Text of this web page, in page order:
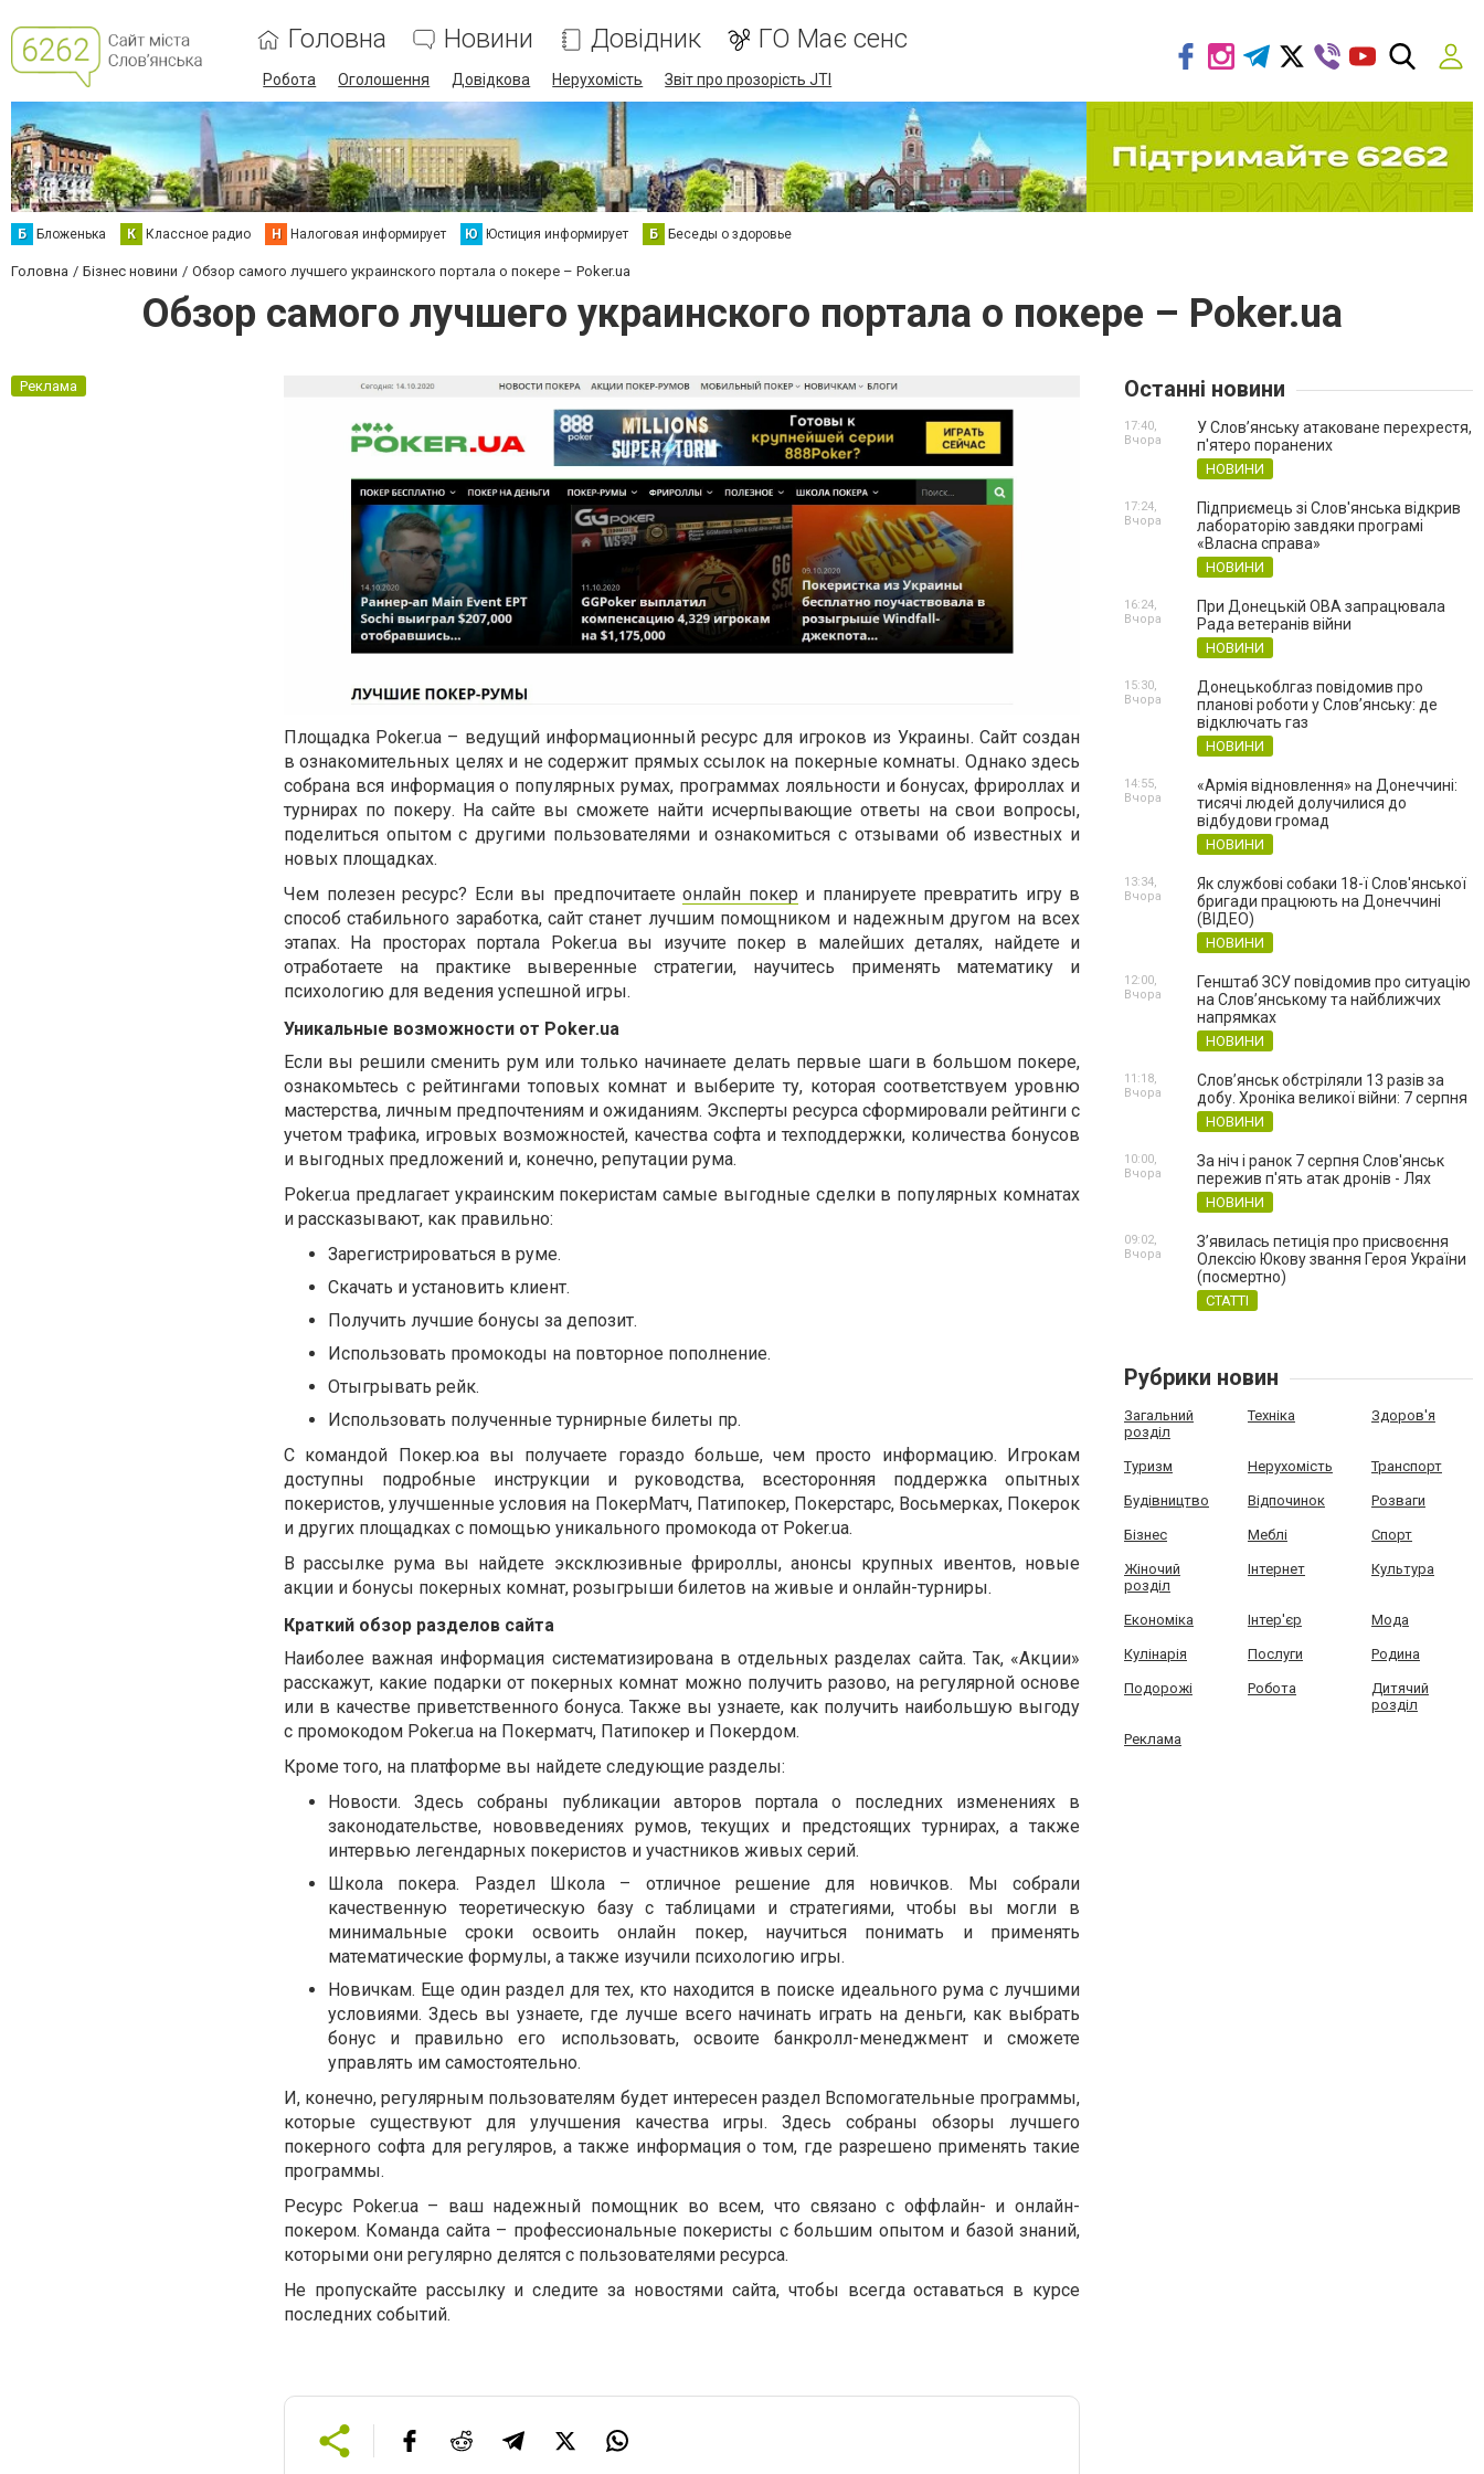
Головна Новини Довідник ГО Має сенс
Робота Оголошення Довідкова Нерухомість Звіт про прозорість JTI
Б Бложенька К Классное радио Н Налоговая информирует Ю Юстиция информирует Б Беседы о здоровье
Головна Бізнес новини Обзор самого лучшего украинского портала о покере – Poker.ua
Обзор самого лучшего украинского портала о покере – Poker.ua
Реклама
Площадка Poker.ua – ведущий информационный ресурс для игроков из Украины. Сайт создан
в ознакомительных целях и не содержит прямых ссылок на покерные комнаты. Однако здесь
собрана вся информация о популярных румах, программах лояльности и бонусах, фрироллах и
турнирах по покеру. На сайте вы сможете найти исчерпывающие ответы на свои вопросы,
поделиться опытом с другими пользователями и ознакомиться с отзывами об известных и
новых площадках.
Чем полезен ресурс? Если вы предпочитаете онлайн покер и планируете превратить игру в
способ стабильного заработка, сайт станет лучшим помощником и надежным другом на всех
этапах. На просторах портала Poker.ua вы изучите покер в малейших деталях, найдете и
отработаете на практике выверенные стратегии, научитесь применять математику и
психологию для ведения успешной игры.
Уникальные возможности от Poker.ua
Если вы решили сменить рум или только начинаете делать первые шаги в большом покере,
ознакомьтесь с рейтингами топовых комнат и выберите ту, которая соответствуем уровню
мастерства, личным предпочтениям и ожиданиям. Эксперты ресурса сформировали рейтинги с
учетом трафика, игровых возможностей, качества софта и техподдержки, количества бонусов
и выгодных предложений и, конечно, репутации рума.
Poker.ua предлагает украинским покеристам самые выгодные сделки в популярных комнатах
и рассказывают, как правильно:
Зарегистрироваться в руме.
Скачать и установить клиент.
Получить лучшие бонусы за депозит.
Использовать промокоды на повторное пополнение.
Отыгрывать рейк.
Использовать полученные турнирные билеты пр.
С командой Покер.юа вы получаете гораздо больше, чем просто информацию. Игрокам
доступны подробные инструкции и руководства, всесторонняя поддержка опытных
покеристов, улучшенные условия на ПокерМатч, Патипокер, Покерстарс, Восьмерках, Покерок
и других площадках с помощью уникального промокода от Poker.ua.
В рассылке рума вы найдете эксклюзивные фрироллы, анонсы крупных ивентов, новые
акции и бонусы покерных комнат, розыгрыши билетов на живые и онлайн-турниры.
Краткий обзор разделов сайта
Наиболее важная информация систематизирована в отдельных разделах сайта. Так, «Акции»
расскажут, какие подарки от покерных комнат можно получить разово, на регулярной основе
или в качестве приветственного бонуса. Также вы узнаете, как получить наибольшую выгоду
с промокодом Poker.ua на Покерматч, Патипокер и Покердом.
Кроме того, на платформе вы найдете следующие разделы:
Новости. Здесь собраны публикации авторов портала о последних изменениях в
законодательстве, нововведениях румов, текущих и предстоящих турнирах, а также
интервью легендарных покеристов и участников живых серий.
Школа покера. Раздел Школа – отличное решение для новичков. Мы собрали
качественную теоретическую базу с таблицами и стратегиями, чтобы вы могли в
минимальные сроки освоить онлайн покер, научиться понимать и применять
математические формулы, а также изучили психологию игры.
Новичкам. Еще один раздел для тех, кто находится в поиске идеального рума с лучшими
условиями. Здесь вы узнаете, где лучше всего начинать играть на деньги, как выбрать
бонус и правильно его использовать, освоите банкролл-менеджмент и сможете
управлять им самостоятельно.
И, конечно, регулярным пользователям будет интересен раздел Вспомогательные программы,
которые существуют для улучшения качества игры. Здесь собраны обзоры лучшего
покерного софта для регуляров, а также информация о том, где разрешено применять такие
программы.
Ресурс Poker.ua – ваш надежный помощник во всем, что связано с оффлайн- и онлайн-
покером. Команда сайта – профессиональные покеристы с большим опытом и базой знаний,
которыми они регулярно делятся с пользователями ресурса.
Не пропускайте рассылку и следите за новостями сайта, чтобы всегда оставаться в курсе
последних событий.
Останні новини
У Слов’янську атаковане перехрестя,
п'ятеро поранених
НОВИНИ
17:40,
Вчора
Підприємець зі Слов'янська відкрив
лабораторію завдяки програмі
«Власна справа»
НОВИНИ
17:24,
Вчора
При Донецькій ОВА запрацювала
Рада ветеранів війни
НОВИНИ
16:24,
Вчора
Донецькоблгаз повідомив про
планові роботи у Слов’янську: де
відключать газ
НОВИНИ
15:30,
Вчора
«Армія відновлення» на Донеччині:
тисячі людей долучилися до
відбудови громад
НОВИНИ
14:55,
Вчора
Як службові собаки 18-ї Слов'янської
бригади працюють на Донеччині
(ВІДЕО)
НОВИНИ
13:34,
Вчора
Генштаб ЗСУ повідомив про ситуацію
на Слов’янському та найближчих
напрямках
НОВИНИ
12:00,
Вчора
Слов’янськ обстріляли 13 разів за
добу. Хроніка великої війни: 7 серпня
НОВИНИ
11:18,
Вчора
За ніч і ранок 7 серпня Слов'янськ
пережив п'ять атак дронів - Лях
НОВИНИ
10:00,
Вчора
З’явилась петиція про присвоєння
Олексію Юкову звання Героя України
(посмертно)
СТАТТІ
09:02,
Вчора
Рубрики новин
Загальний
розділ
Техніка Здоров'я
Туризм Нерухомість Транспорт
Будівництво Відпочинок Розваги
Бізнес Меблі Спорт
Жіночий
розділ
Інтернет Культура
Економіка Інтер'єр Мода
Кулінарія Послуги Родина
Подорожі Робота
Дитячий
розділ
Реклама